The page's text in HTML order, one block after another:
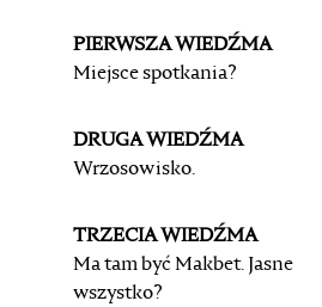
PIERWSZA WIEDŹMA
Miejsce spotkania?
DRUGA WIEDŹMA
Wrzosowisko.
TRZECIA WIEDŹMA
Ma tam być Makbet. Jasne
wszystko?